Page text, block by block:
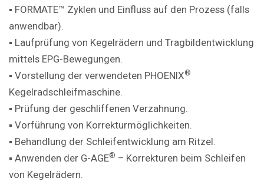
▪ FORMATE™ Zyklen und Einfluss auf den Prozess (falls
anwendbar).
▪ Laufprüfung von Kegelrädern und Tragbildentwicklung
mittels EPG-Bewegungen.
▪ Vorstellung der verwendeten PHOENIX®
Kegelradschleifmaschine.
▪ Prüfung der geschliffenen Verzahnung.
▪ Vorführung von Korrekturmöglichkeiten.
▪ Behandlung der Schleifentwicklung am Ritzel.
▪ Anwenden der G-AGE® – Korrekturen beim Schleifen
von Kegelrädern.